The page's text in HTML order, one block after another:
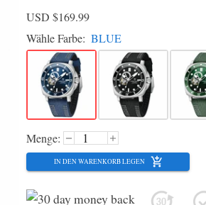
USD $169.99
Wähle Farbe: BLUE
Menge:
IN DEN WARENKORB LEGEN